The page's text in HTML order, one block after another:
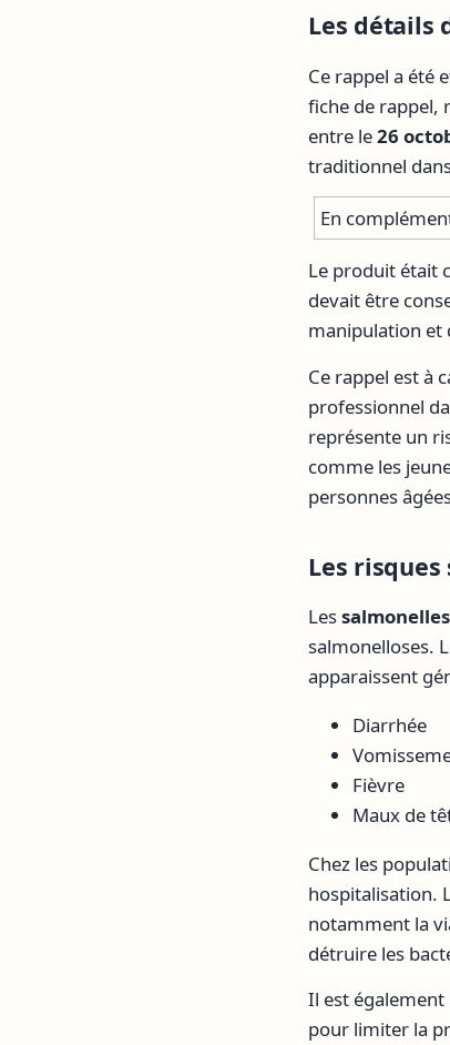
Les détails
Ce rappel a été
fiche de rappel,
entre le26
traditionnel
En
Le produit était
devait être
manipulation et
Ce rappel est à
professionnel
représente un
comme les
personnes
Les
Lessalmonelles
salmonelloses.
apparaissent
Diarrhée
Fièvre
Maux de
Chez les
hospitalisation.
notamment la
détruire les
Il est
pour limiter la